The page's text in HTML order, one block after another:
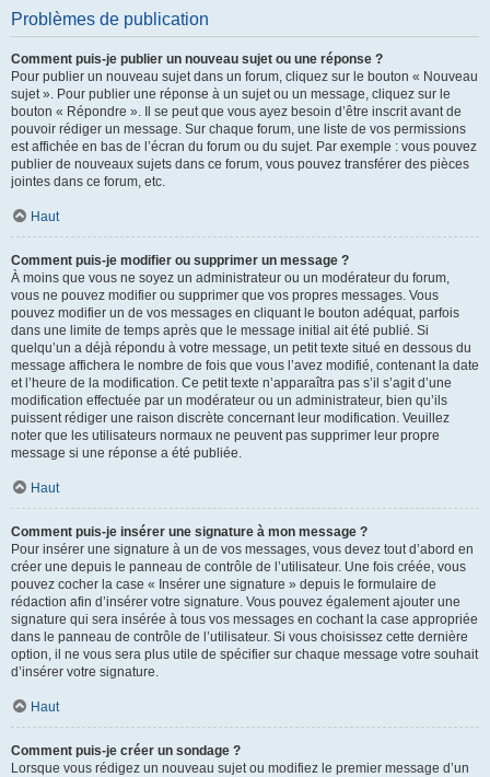
Problèmes de publication
Comment puis-je publier un nouveau sujet ou une réponse ?
Pour publier un nouveau sujet dans un forum, cliquez sur le bouton « Nouveau
sujet ». Pour publier une réponse à un sujet ou un message, cliquez sur le
bouton « Répondre ». Il se peut que vous ayez besoin d’être inscrit avant de
pouvoir rédiger un message. Sur chaque forum, une liste de vos permissions
est affichée en bas de l’écran du forum ou du sujet. Par exemple : vous pouvez
publier de nouveaux sujets dans ce forum, vous pouvez transférer des pièces
jointes dans ce forum, etc.
Haut
Comment puis-je modifier ou supprimer un message ?
À moins que vous ne soyez un administrateur ou un modérateur du forum,
vous ne pouvez modifier ou supprimer que vos propres messages. Vous
pouvez modifier un de vos messages en cliquant le bouton adéquat, parfois
dans une limite de temps après que le message initial ait été publié. Si
quelqu’un a déjà répondu à votre message, un petit texte situé en dessous du
message affichera le nombre de fois que vous l’avez modifié, contenant la date
et l’heure de la modification. Ce petit texte n’apparaîtra pas s’il s’agit d’une
modification effectuée par un modérateur ou un administrateur, bien qu’ils
puissent rédiger une raison discrète concernant leur modification. Veuillez
noter que les utilisateurs normaux ne peuvent pas supprimer leur propre
message si une réponse a été publiée.
Haut
Comment puis-je insérer une signature à mon message ?
Pour insérer une signature à un de vos messages, vous devez tout d’abord en
créer une depuis le panneau de contrôle de l’utilisateur. Une fois créée, vous
pouvez cocher la case « Insérer une signature » depuis le formulaire de
rédaction afin d’insérer votre signature. Vous pouvez également ajouter une
signature qui sera insérée à tous vos messages en cochant la case appropriée
dans le panneau de contrôle de l’utilisateur. Si vous choisissez cette dernière
option, il ne vous sera plus utile de spécifier sur chaque message votre souhait
d’insérer votre signature.
Haut
Comment puis-je créer un sondage ?
Lorsque vous rédigez un nouveau sujet ou modifiez le premier message d’un